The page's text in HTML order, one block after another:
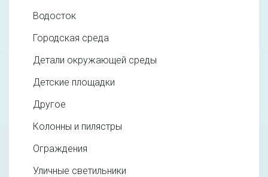
Водосток
Городская среда
Детали окружающей среды
Детские площадки
Другое
Колонны и пилястры
Ограждения
Уличные светильники